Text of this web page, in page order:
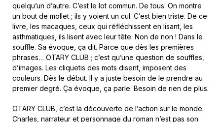
quelqu’un d’autre. C’est le lot commun. De tous. On montre
un bout de mollet ; ils y voient un cul. C’est bien triste. De ce
livre, les macaques, ceux qui réfléchissent en lisant, les
asthmatiques, ils lisent avec leur tête. Non de non ! Dans le
souffle. Sa évoque, ça dit. Parce que dès les premières
phrases… OTARY CLUB ; c’est qu’une question de souffles,
d’images. Les cliquetis des mots disent, imposent des
couleurs. Dès le début. Il y a juste besoin de le prendre au
premier degré. Ça évoque, ça parle. Besoin de rien de plus.
OTARY CLUB, c’est la découverte de l’action sur le monde.
Charles, narrateur et personnage du roman n’est pas son